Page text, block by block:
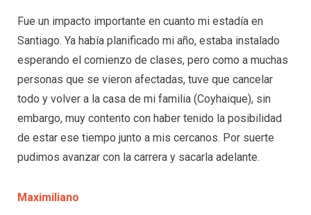
Fue un impacto importante en cuanto mi estadía en
Santiago. Ya había planificado mi año, estaba instalado
esperando el comienzo de clases, pero como a muchas
personas que se vieron afectadas, tuve que cancelar
todo y volver a la casa de mi familia (Coyhaique), sin
embargo, muy contento con haber tenido la posibilidad
de estar ese tiempo junto a mis cercanos. Por suerte
pudimos avanzar con la carrera y sacarla adelante.
Maximiliano